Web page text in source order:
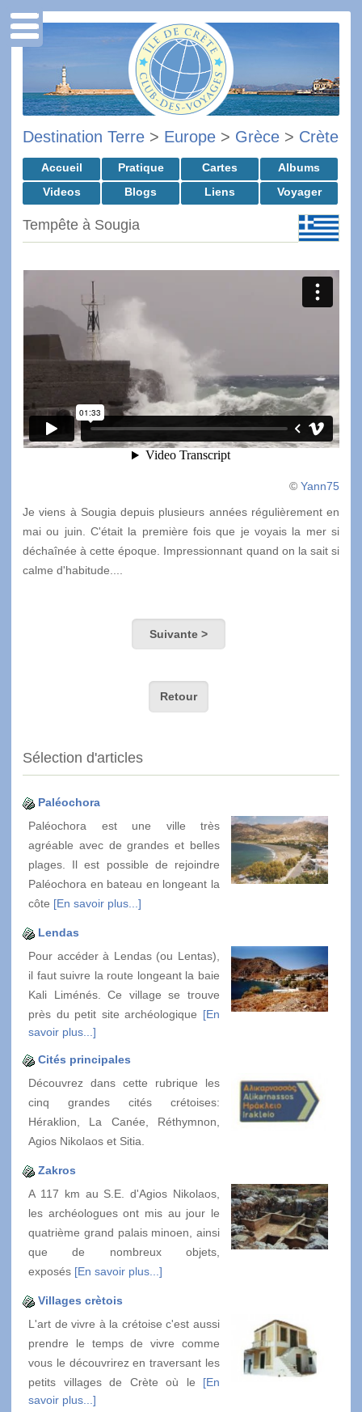
Destination Terre > Europe > Grèce > Crète
Accueil Pratique Cartes
Albums
Videos
Blogs Liens Voyager
Tempête à Sougia
© Yann75
Je viens à Sougia depuis plusieurs années régulièrement en
mai ou juin. C'était la première fois que je voyais la mer si
déchaînée à cette époque. Impressionnant quand on la sait si
calme d'habitude....
Suivante >
Retour
Sélection d'articles
Paléochora
Paléochora est une ville très
agréable avec de grandes et belles
plages. Il est possible de rejoindre
Paléochora en bateau en longeant la
côte [En savoir plus...]
Lendas
Pour accéder à Lendas (ou Lentas),
il faut suivre la route longeant la baie
Kali Liménés. Ce village se trouve
près du petit site archéologique [En
savoir plus...]
Cités principales
Découvrez dans cette rubrique les
cinq grandes cités crétoises:
Héraklion, La Canée, Réthymnon,
Agios Nikolaos et Sitia.
Zakros
A 117 km au S.E. d'Agios Nikolaos,
les archéologues ont mis au jour le
quatrième grand palais minoen, ainsi
que de nombreux objets,
exposés [En savoir plus...]
Villages crètois
L'art de vivre à la crétoise c'est aussi
prendre le temps de vivre comme
vous le découvrirez en traversant les
petits villages de Crète où le [En
savoir plus...]